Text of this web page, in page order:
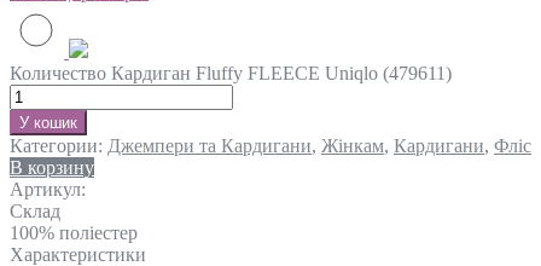
Количество Кардиган Fluffy FLEECE Uniqlo (479611)
У кошик
Категории: Джемпери та Кардигани, Жінкам, Кардигани, Фліс
В корзину
Артикул:
Склад
100% поліестер
Характеристики